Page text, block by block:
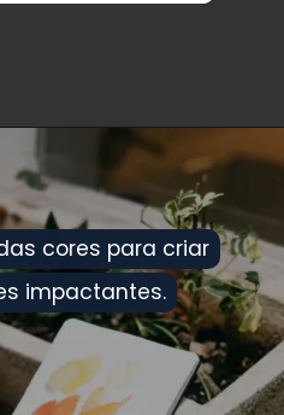
cores para criar
impactantes.
cores para criar
impactantes.